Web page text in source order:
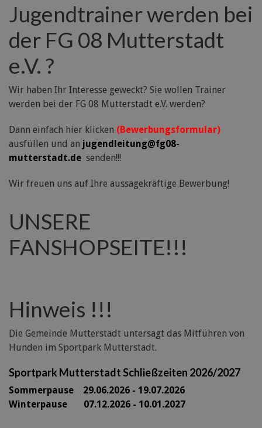
Jugendtrainer werden bei
der FG 08 Mutterstadt
e.V. ?
Wir haben Ihr Interesse geweckt? Sie wollen Trainer
werden bei der FG 08 Mutterstadt e.V. werden?
Dann einfach hier klicken (Bewerbungsformular)
ausfüllen und an jugendleitung@fg08-
mutterstadt.de senden!!!
Wir freuen uns auf Ihre aussagekräftige Bewerbung!
UNSERE
FANSHOPSEITE!!!
Hinweis !!!
Die Gemeinde Mutterstadt untersagt das Mitführen von
Hunden im Sportpark Mutterstadt.
Sportpark Mutterstadt Schließzeiten 2026/2027
Sommerpause 29.06.2026 - 19.07.2026
Winterpause 07.12.2026 - 10.01.2027